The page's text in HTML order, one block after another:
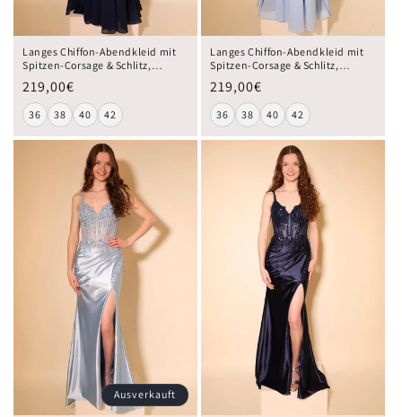
Langes Chiffon-Abendkleid mit
Spitzen-Corsage & Schlitz,
219,00€
36 38 40 42
Langes Chiffon-Abendkleid mit
Spitzen-Corsage & Schlitz,
219,00€
36 38 40 42
Ausverkauft